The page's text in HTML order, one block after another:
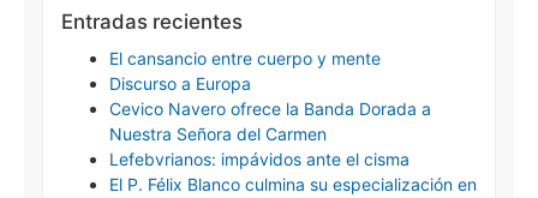
Entradas recientes
El cansancio entre cuerpo y mente
Discurso a Europa
Cevico Navero ofrece la Banda Dorada a
Nuestra Señora del Carmen
Lefebvrianos: impávidos ante el cisma
El P. Félix Blanco culmina su especialización en